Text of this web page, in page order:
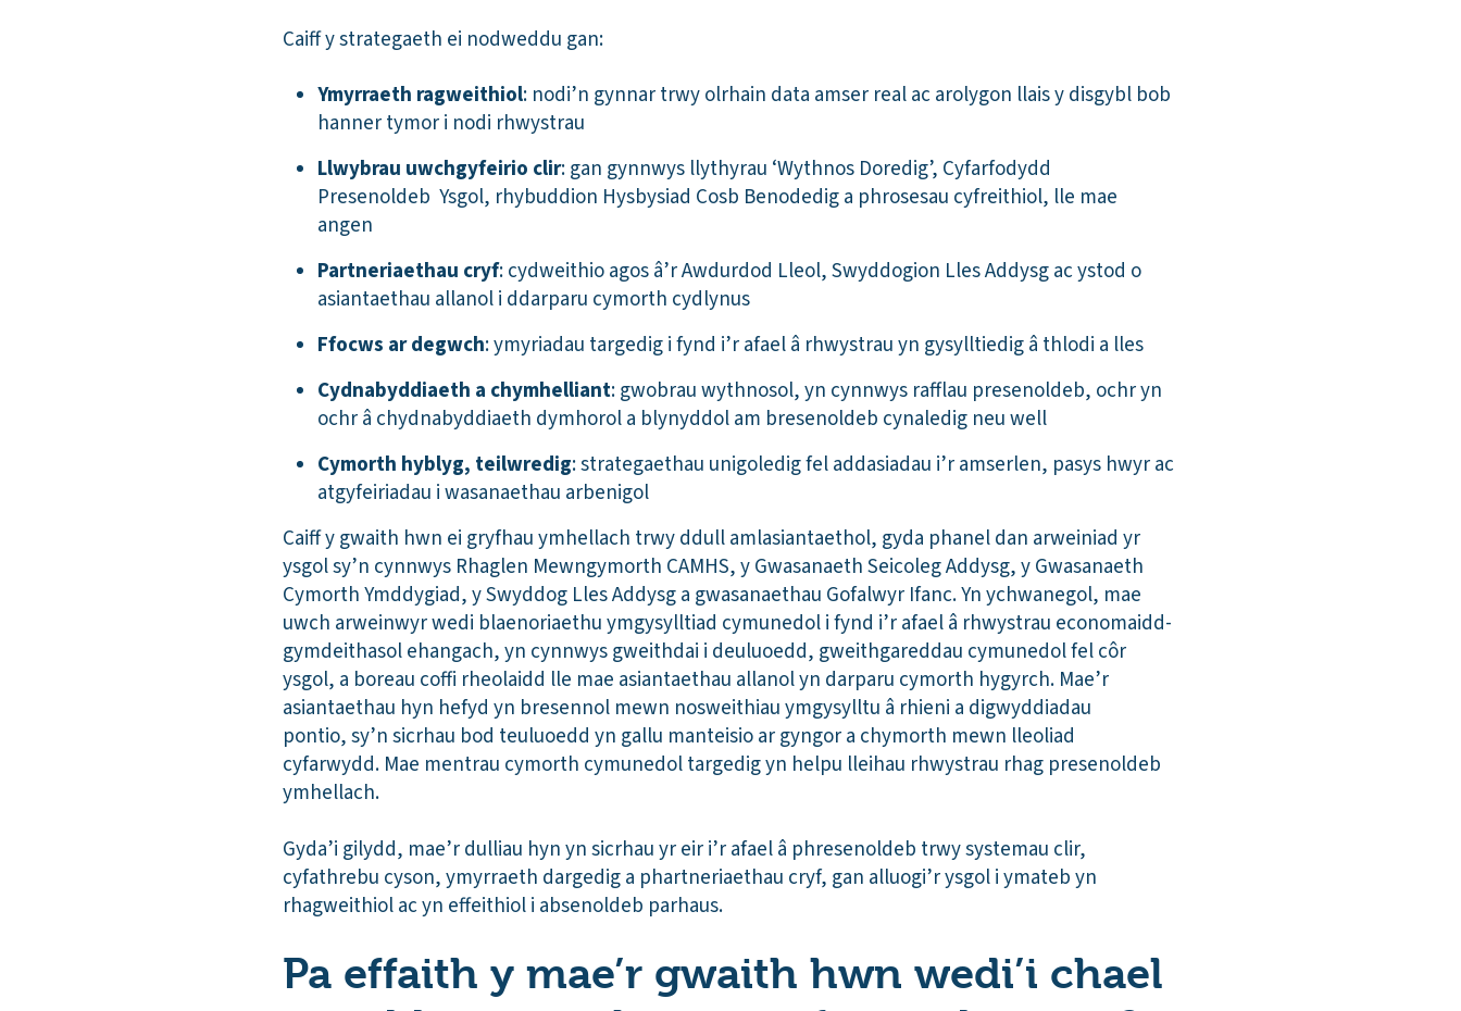
Caiff y strategaeth ei nodweddu gan:
Ymyrraeth ragweithiol: nodi’n gynnar trwy olrhain data amser real ac arolygon llais y disgybl bob
hanner tymor i nodi rhwystrau
Llwybrau uwchgyfeirio clir: gan gynnwys llythyrau ‘Wythnos Doredig’, Cyfarfodydd
Presenoldeb Ysgol, rhybuddion Hysbysiad Cosb Benodedig a phrosesau cyfreithiol, lle mae
angen
Partneriaethau cryf: cydweithio agos â’r Awdurdod Lleol, Swyddogion Lles Addysg ac ystod o
asiantaethau allanol i ddarparu cymorth cydlynus
Ffocws ar degwch: ymyriadau targedig i fynd i’r afael â rhwystrau yn gysylltiedig â thlodi a lles
Cydnabyddiaeth a chymhelliant: gwobrau wythnosol, yn cynnwys rafflau presenoldeb, ochr yn
ochr â chydnabyddiaeth dymhorol a blynyddol am bresenoldeb cynaledig neu well
Cymorth hyblyg, teilwredig: strategaethau unigoledig fel addasiadau i’r amserlen, pasys hwyr ac
atgyfeiriadau i wasanaethau arbenigol
Caiff y gwaith hwn ei gryfhau ymhellach trwy ddull amlasiantaethol, gyda phanel dan arweiniad yr
ysgol sy’n cynnwys Rhaglen Mewngymorth CAMHS, y Gwasanaeth Seicoleg Addysg, y Gwasanaeth
Cymorth Ymddygiad, y Swyddog Lles Addysg a gwasanaethau Gofalwyr Ifanc. Yn ychwanegol, mae
uwch arweinwyr wedi blaenoriaethu ymgysylltiad cymunedol i fynd i’r afael â rhwystrau economaidd-
gymdeithasol ehangach, yn cynnwys gweithdai i deuluoedd, gweithgareddau cymunedol fel côr
ysgol, a boreau coffi rheolaidd lle mae asiantaethau allanol yn darparu cymorth hygyrch. Mae’r
asiantaethau hyn hefyd yn bresennol mewn nosweithiau ymgysylltu â rhieni a digwyddiadau
pontio, sy’n sicrhau bod teuluoedd yn gallu manteisio ar gyngor a chymorth mewn lleoliad
cyfarwydd. Mae mentrau cymorth cymunedol targedig yn helpu lleihau rhwystrau rhag presenoldeb
ymhellach.
Gyda’i gilydd, mae’r dulliau hyn yn sicrhau yr eir i’r afael â phresenoldeb trwy systemau clir,
cyfathrebu cyson, ymyrraeth dargedig a phartneriaethau cryf, gan alluogi’r ysgol i ymateb yn
rhagweithiol ac yn effeithiol i absenoldeb parhaus.
Pa effaith y mae’r gwaith hwn wedi’i chael